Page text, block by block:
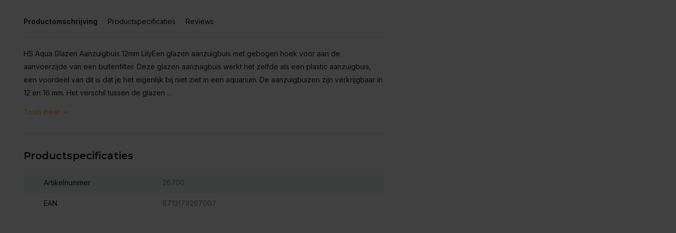
Productomschrijving Productspecificaties Reviews
HS Aqua Glazen Aanzuigbuis 12mm LilyEen glazen aanzuigbuis met gebogen hoek voor aan de
aanvoerzijde van een buitenfilter. Deze glazen aanzuigbuis werkt het zelfde als een plastic aanzuigbuis,
een voordeel van dit is dat je het eigenlijk bij niet ziet in een aquarium. De aanzuigbuizen zijn verkrijgbaar in
12 en 16 mm. Het verschil tussen de glazen ...
Toon meer
Productspecificaties
Artikelnummer 26700
EAN 8713179267007